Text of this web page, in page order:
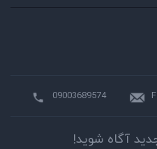
09003689574
آگاه شوید!